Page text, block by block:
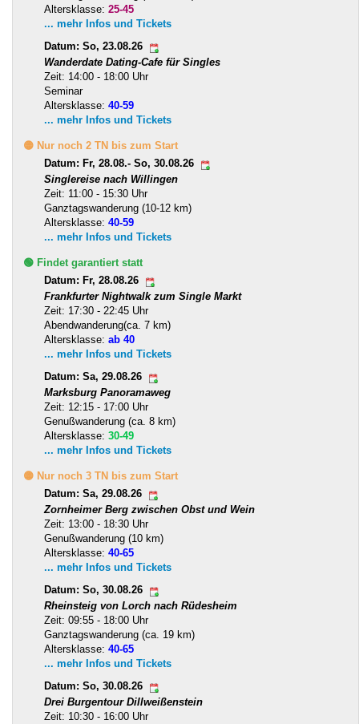
Altersklasse: 25-45
... mehr Infos und Tickets
Datum: So, 23.08.26
Wanderdate Dating-Cafe für Singles
Zeit: 14:00 - 18:00 Uhr
Seminar
Altersklasse: 40-59
... mehr Infos und Tickets
🟡 Nur noch 2 TN bis zum Start
Datum: Fr, 28.08.- So, 30.08.26
Singlereise nach Willingen
Zeit: 11:00 - 15:30 Uhr
Ganztagswanderung (10-12 km)
Altersklasse: 40-59
... mehr Infos und Tickets
🟢 Findet garantiert statt
Datum: Fr, 28.08.26
Frankfurter Nightwalk zum Single Markt
Zeit: 17:30 - 22:45 Uhr
Abendwanderung(ca. 7 km)
Altersklasse: ab 40
... mehr Infos und Tickets
Datum: Sa, 29.08.26
Marksburg Panoramaweg
Zeit: 12:15 - 17:00 Uhr
Genußwanderung (ca. 8 km)
Altersklasse: 30-49
... mehr Infos und Tickets
🟡 Nur noch 3 TN bis zum Start
Datum: Sa, 29.08.26
Zornheimer Berg zwischen Obst und Wein
Zeit: 13:00 - 18:30 Uhr
Genußwanderung (10 km)
Altersklasse: 40-65
... mehr Infos und Tickets
Datum: So, 30.08.26
Rheinsteig von Lorch nach Rüdesheim
Zeit: 09:55 - 18:00 Uhr
Ganztagswanderung (ca. 19 km)
Altersklasse: 40-65
... mehr Infos und Tickets
Datum: So, 30.08.26
Drei Burgentour Dillweißenstein
Zeit: 10:30 - 16:00 Uhr